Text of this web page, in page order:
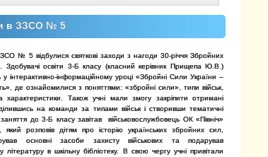
в ЗЗСО № 5
№ 5 відбулися святкові заходи з нагоди 30-річчя Збройних
Здобувачі освіти 3-Б класу (класний керівник Прищепа Ю.В.)
у інтерактивно-інформаційному уроці «Збройні Сили України –
де ознайомилися з поняттями: «збройні сили», типи військ,
характеристики. Також учні мали змогу закріпити отримані
на команди за типами військ і створивши тематичні
до 3-Б класу завітав військовослужбовець ОК «Північ»
розповів дітям про історію українських збройних сил,
основні засоби захисту військових та подарував
літературу в шкільну бібліотеку. В свою чергу учні привітали